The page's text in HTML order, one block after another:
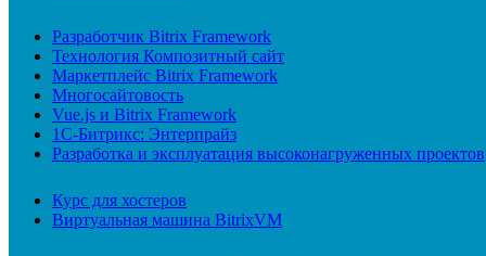
Разработчик Bitrix Framework
Технология Композитный сайт
Маркетплейс Bitrix Framework
Многосайтовость
Vue.js и Bitrix Framework
1С-Битрикс: Энтерпрайз
Разработка и эксплуатация высоконагруженных проектов
Курс для хостеров
Виртуальная машина BitrixVM